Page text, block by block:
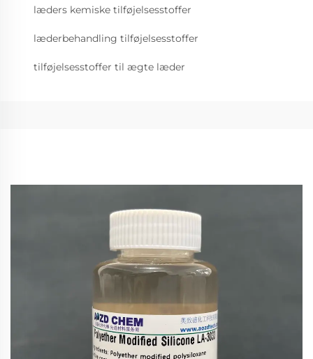
læders kemiske tilføjelsesstoffer
læderbehandling tilføjelsesstoffer
tilføjelsesstoffer til ægte læder